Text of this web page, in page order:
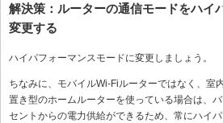
解決策：ルーターの通信モードをハイ
変更する
ハイパフォーマンスモードに変更しましょう。
ちなみに、モバイルWi-Fiルーターではなく、室
置き型のホームルーターを使っている場合は、
セントからの電力供給ができるため、常にハイ